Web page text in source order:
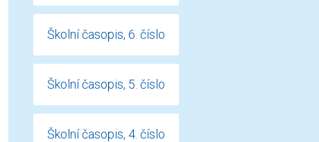
Školní časopis, 6. číslo
Školní časopis, 5. číslo
Školní časopis, 4. číslo